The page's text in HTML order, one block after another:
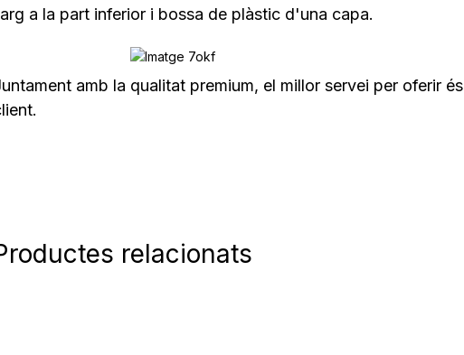
a la part inferior i bossa de plàstic d'una capa.
amb la qualitat premium, el millor servei per oferir
relacionats